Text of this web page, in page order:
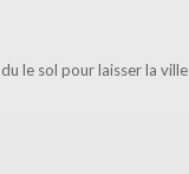
le sol pour laisser la ville